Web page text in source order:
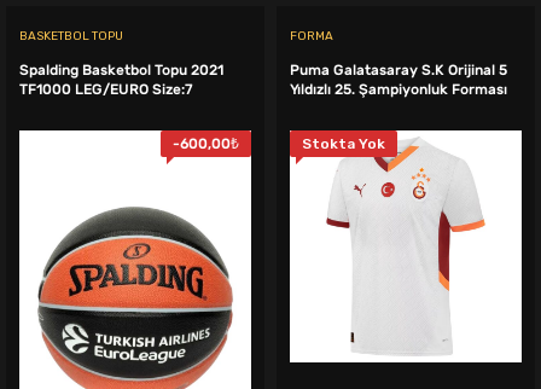
BASKETBOL TOPU
Spalding Basketbol Topu 2021
TF1000 LEG/EURO Size:7
-600,00₺
FORMA
Puma Galatasaray S.K Orijinal 5
Yıldızlı 25. Şampiyonluk Forması
Stokta Yok